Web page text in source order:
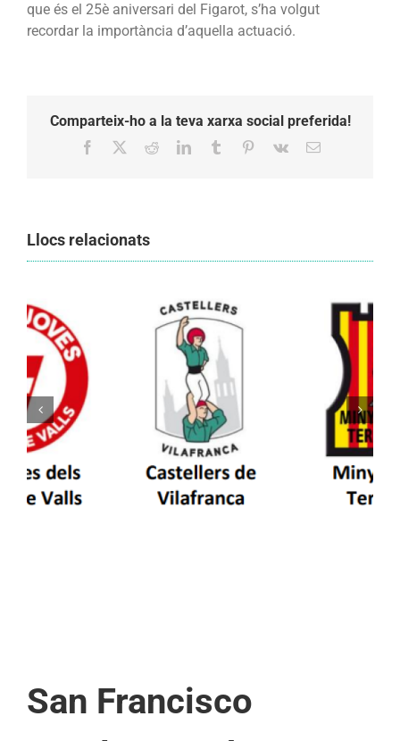
que és el 25è aniversari del Figarot, s’ha volgut
recordar la importància d’aquella actuació.
Comparteix-ho a la teva xarxa social preferida!
Facebook RedditLinkedInTumblr Pinterest
Vk Email:
Llocs relacionats
Els Castellers de Vilafranca unieixen tradició i
patrimoni en un viatge de colla a la Vall
d’Aran i a la Vall de Boí
San Francisco